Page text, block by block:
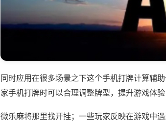
同时应用在很多场景之下这个手机打牌计算辅
家手机打牌时可以合理调整牌型，提升游戏体
微乐麻将那里找开挂；一些玩家反映在游戏中